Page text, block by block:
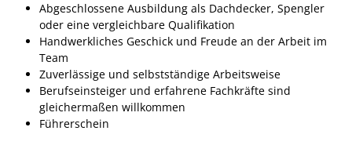
Abgeschlossene Ausbildung als Dachdecker, Spengler
oder eine vergleichbare Qualifikation
Handwerkliches Geschick und Freude an der Arbeit im
Team
Zuverlässige und selbstständige Arbeitsweise
Berufseinsteiger und erfahrene Fachkräfte sind
gleichermaßen willkommen
Führerschein